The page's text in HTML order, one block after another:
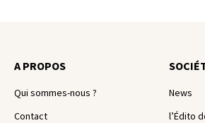
A PROPOS
Qui sommes-nous ?
Contact
News
l’Édito